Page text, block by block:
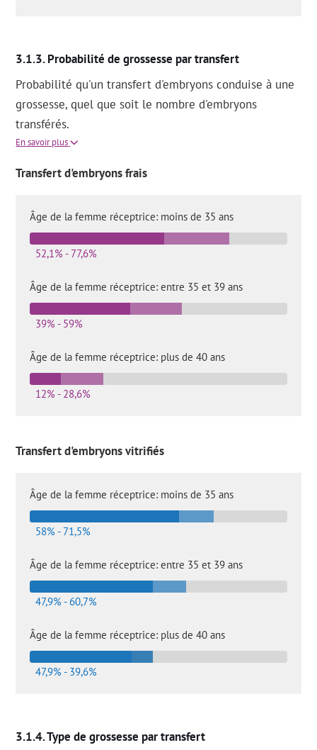
Probabilité de grossesse par transfert
Probabilité qu'un transfert d'embryons conduise à une
grossesse, quel que soit le nombre d'embryons
transférés.
En savoir plus
Transfert d'embryons frais
Âge de la femme réceptrice: moins de 35 ans
52,1% - 77,6%
Âge de la femme réceptrice: entre 35 et 39 ans
39% - 59%
Âge de la femme réceptrice: plus de 40 ans
12% - 28,6%
Transfert d'embryons vitrifiés
Âge de la femme réceptrice: moins de 35 ans
58% - 71,5%
Âge de la femme réceptrice: entre 35 et 39 ans
47,9% - 60,7%
Âge de la femme réceptrice: plus de 40 ans
47,9% - 39,6%
Type de grossesse par transfert